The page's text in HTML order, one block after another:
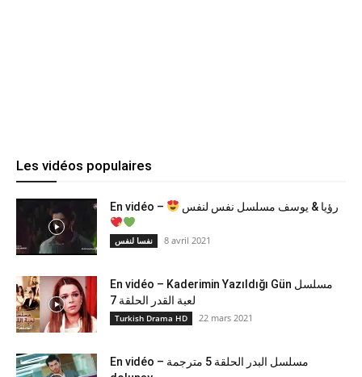
Les vidéos populaires
En vidéo – رؤيا & يوسف مسلسل نفس لنفس
نفسا لنفس 8 avril 2021
En vidéo – Kaderimin Yazıldığı Gün مسلسل
لعبة القدر الحلقة 7
Turkish Drama HD 22 mars 2021
En vidéo – مسلسل البدر الحلقة 5 مترجمة